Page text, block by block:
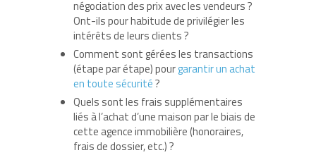
négociation des prix avec les vendeurs ?
Ont-ils pour habitude de privilégier les
intérêts de leurs clients ?
Comment sont gérées les transactions
(étape par étape) pourgarantir un achat
en toute sécurité?
Quels sont les frais supplémentaires
liés à l’achat d’une maison par le biais de
cette agence immobilière (honoraires,
frais de dossier, etc.) ?